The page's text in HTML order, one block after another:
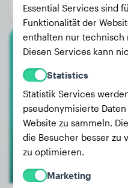
Geschlecht:
American
Essential Services sind
Funktionalität der
enthalten nur technisch
Diesen Services kann
Statistics
Statistik Services
pseudonymisierte
Website zu sammeln.
die Besucher besser zu
zu optimieren.
Marketing